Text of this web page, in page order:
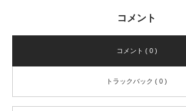
コメント
コメント ( 0 )
トラックバック ( 0 )